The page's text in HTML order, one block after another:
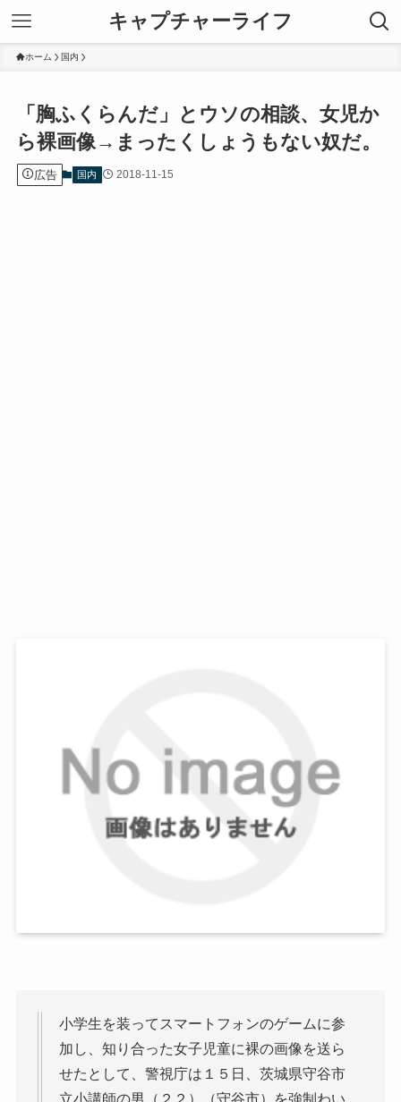
キャプチャーライフ
ホーム 国内
「胸ふくらんだ」とウソの相談、女児か
ら裸画像→まったくしょうもない奴だ。
広告 国内 2018-11-15
小学生を装ってスマートフォンのゲームに参
加し、知り合った女子児童に裸の画像を送ら
せたとして、警視庁は１５日、茨城県守谷市